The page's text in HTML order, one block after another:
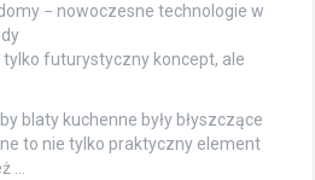
− nowoczesne technologie w
tylko futurystyczny koncept, ale
blaty kuchenne były błyszczące
to nie tylko praktyczny element
…